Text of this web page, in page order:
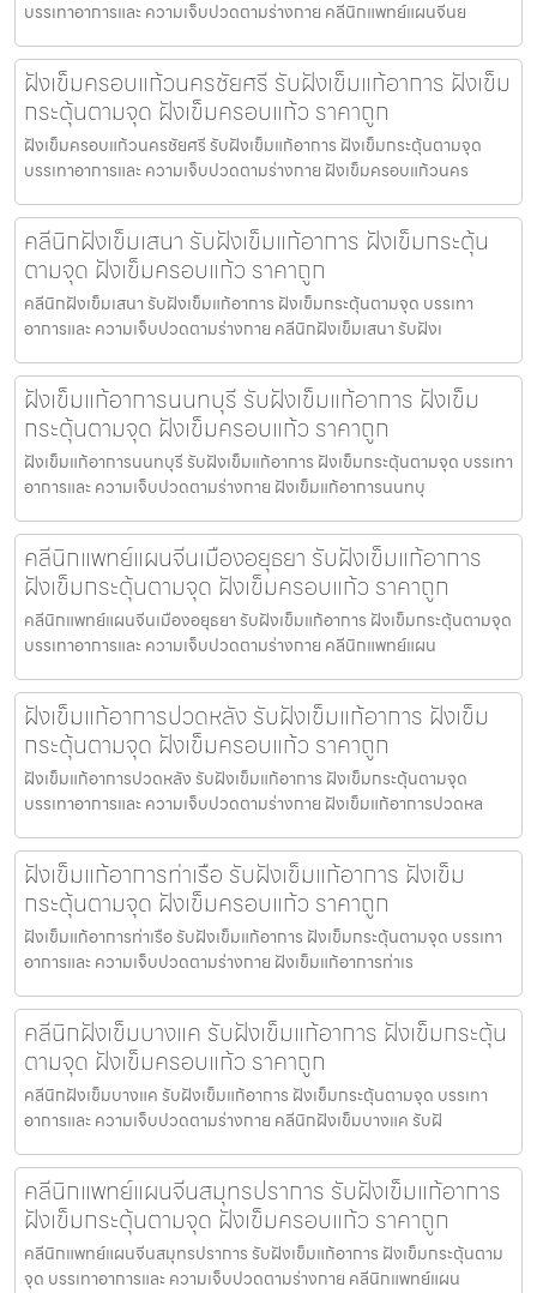
บรรเทาอาการและ ความเจ็บปวดตามร่างกาย คลีนิกแพทย์แผนจีนย
ฝังเข็มครอบแก้วนครชัยศรี รับฝังเข็มแก้อาการ ฝังเข็ม
กระตุ้นตามจุด ฝังเข็มครอบแก้ว ราคาถูก
ฝังเข็มครอบแก้วนครชัยศรี รับฝังเข็มแก้อาการ ฝังเข็มกระตุ้นตามจุด
บรรเทาอาการและ ความเจ็บปวดตามร่างกาย ฝังเข็มครอบแก้วนคร
คลีนิกฝังเข็มเสนา รับฝังเข็มแก้อาการ ฝังเข็มกระตุ้น
ตามจุด ฝังเข็มครอบแก้ว ราคาถูก
คลีนิกฝังเข็มเสนา รับฝังเข็มแก้อาการ ฝังเข็มกระตุ้นตามจุด บรรเทา
อาการและ ความเจ็บปวดตามร่างกาย คลีนิกฝังเข็มเสนา รับฝังเ
ฝังเข็มแก้อาการนนทบุรี รับฝังเข็มแก้อาการ ฝังเข็ม
กระตุ้นตามจุด ฝังเข็มครอบแก้ว ราคาถูก
ฝังเข็มแก้อาการนนทบุรี รับฝังเข็มแก้อาการ ฝังเข็มกระตุ้นตามจุด บรรเทา
อาการและ ความเจ็บปวดตามร่างกาย ฝังเข็มแก้อาการนนทบุ
คลีนิกแพทย์แผนจีนเมืองอยุธยา รับฝังเข็มแก้อาการ
ฝังเข็มกระตุ้นตามจุด ฝังเข็มครอบแก้ว ราคาถูก
คลีนิกแพทย์แผนจีนเมืองอยุธยา รับฝังเข็มแก้อาการ ฝังเข็มกระตุ้นตามจุด
บรรเทาอาการและ ความเจ็บปวดตามร่างกาย คลีนิกแพทย์แผน
ฝังเข็มแก้อาการปวดหลัง รับฝังเข็มแก้อาการ ฝังเข็ม
กระตุ้นตามจุด ฝังเข็มครอบแก้ว ราคาถูก
ฝังเข็มแก้อาการปวดหลัง รับฝังเข็มแก้อาการ ฝังเข็มกระตุ้นตามจุด
บรรเทาอาการและ ความเจ็บปวดตามร่างกาย ฝังเข็มแก้อาการปวดหล
ฝังเข็มแก้อาการท่าเรือ รับฝังเข็มแก้อาการ ฝังเข็ม
กระตุ้นตามจุด ฝังเข็มครอบแก้ว ราคาถูก
ฝังเข็มแก้อาการท่าเรือ รับฝังเข็มแก้อาการ ฝังเข็มกระตุ้นตามจุด บรรเทา
อาการและ ความเจ็บปวดตามร่างกาย ฝังเข็มแก้อาการท่าเร
คลีนิกฝังเข็มบางแค รับฝังเข็มแก้อาการ ฝังเข็มกระตุ้น
ตามจุด ฝังเข็มครอบแก้ว ราคาถูก
คลีนิกฝังเข็มบางแค รับฝังเข็มแก้อาการ ฝังเข็มกระตุ้นตามจุด บรรเทา
อาการและ ความเจ็บปวดตามร่างกาย คลีนิกฝังเข็มบางแค รับฝั
คลีนิกแพทย์แผนจีนสมุทรปราการ รับฝังเข็มแก้อาการ
ฝังเข็มกระตุ้นตามจุด ฝังเข็มครอบแก้ว ราคาถูก
คลีนิกแพทย์แผนจีนสมุทรปราการ รับฝังเข็มแก้อาการ ฝังเข็มกระตุ้นตาม
จุด บรรเทาอาการและ ความเจ็บปวดตามร่างกาย คลีนิกแพทย์แผน